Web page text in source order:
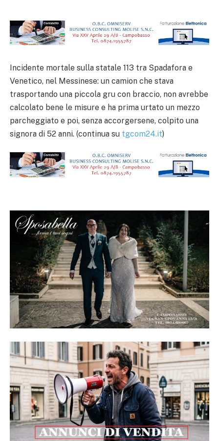
Incidente mortale sulla statale 113 tra Spadafora e
Venetico, nel Messinese: un camion che stava
trasportando una piccola gru con braccio, non avrebbe
calcolato bene le misure e ha prima urtato un mezzo
parcheggiato e poi, senza accorgersene, colpito una
signora di 52 anni. (continua su tgcom24.it)